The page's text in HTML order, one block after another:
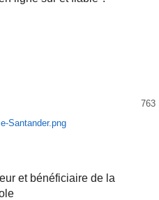
763
et bénéficiaire de la